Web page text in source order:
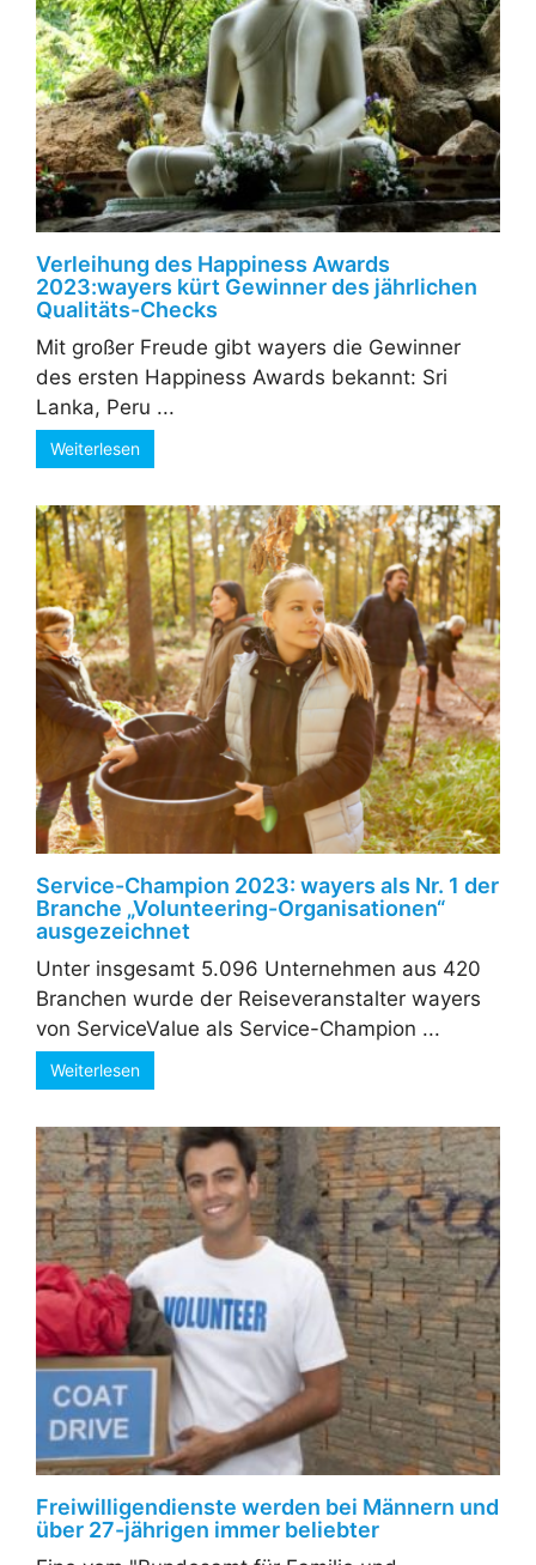
Verleihung des Happiness Awards
2023:wayers kürt Gewinner des jährlichen
Qualitäts-Checks
Mit großer Freude gibt wayers die Gewinner
des ersten Happiness Awards bekannt: Sri
Lanka, Peru ...
Weiterlesen
Service-Champion 2023: wayers als Nr. 1 der
Branche „Volunteering-Organisationen“
ausgezeichnet
Unter insgesamt 5.096 Unternehmen aus 420
Branchen wurde der Reiseveranstalter wayers
von ServiceValue als Service-Champion ...
Weiterlesen
Freiwilligendienste werden bei Männern und
über 27-jährigen immer beliebter